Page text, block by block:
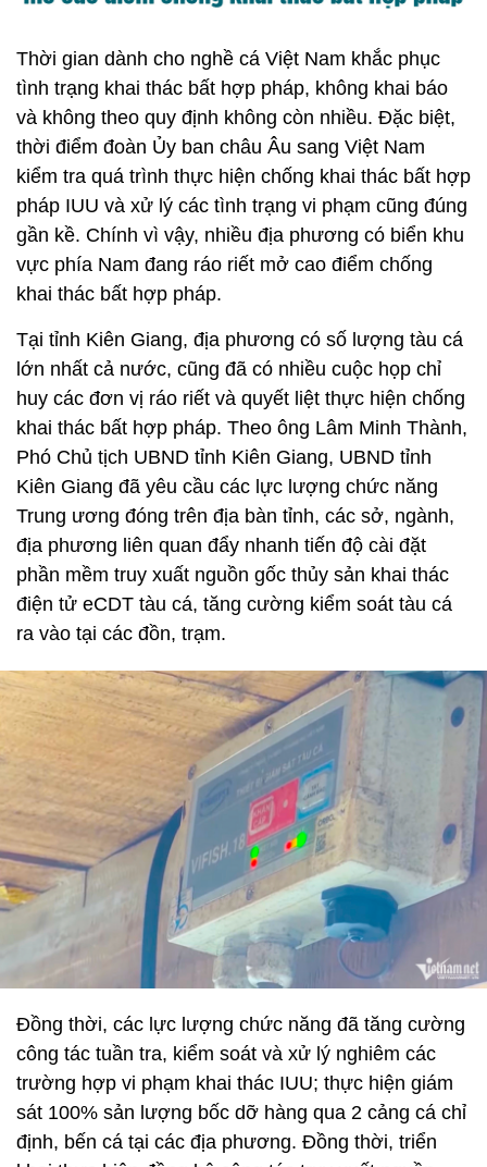
Thời gian dành cho nghề cá Việt Nam khắc phục
tình trạng khai thác bất hợp pháp, không khai báo
và không theo quy định không còn nhiều. Đặc biệt,
thời điểm đoàn Ủy ban châu Âu sang Việt Nam
kiểm tra quá trình thực hiện chống khai thác bất hợp
pháp IUU và xử lý các tình trạng vi phạm cũng đúng
gần kề. Chính vì vậy, nhiều địa phương có biển khu
vực phía Nam đang ráo riết mở cao điểm chống
khai thác bất hợp pháp.
Tại tỉnh Kiên Giang, địa phương có số lượng tàu cá
lớn nhất cả nước, cũng đã có nhiều cuộc họp chỉ
huy các đơn vị ráo riết và quyết liệt thực hiện chống
khai thác bất hợp pháp. Theo ông Lâm Minh Thành,
Phó Chủ tịch UBND tỉnh Kiên Giang, UBND tỉnh
Kiên Giang đã yêu cầu các lực lượng chức năng
Trung ương đóng trên địa bàn tỉnh, các sở, ngành,
địa phương liên quan đẩy nhanh tiến độ cài đặt
phần mềm truy xuất nguồn gốc thủy sản khai thác
điện tử eCDT tàu cá, tăng cường kiểm soát tàu cá
ra vào tại các đồn, trạm.
Đồng thời, các lực lượng chức năng đã tăng cường
công tác tuần tra, kiểm soát và xử lý nghiêm các
trường hợp vi phạm khai thác IUU; thực hiện giám
sát 100% sản lượng bốc dỡ hàng qua 2 cảng cá chỉ
định, bến cá tại các địa phương. Đồng thời, triển